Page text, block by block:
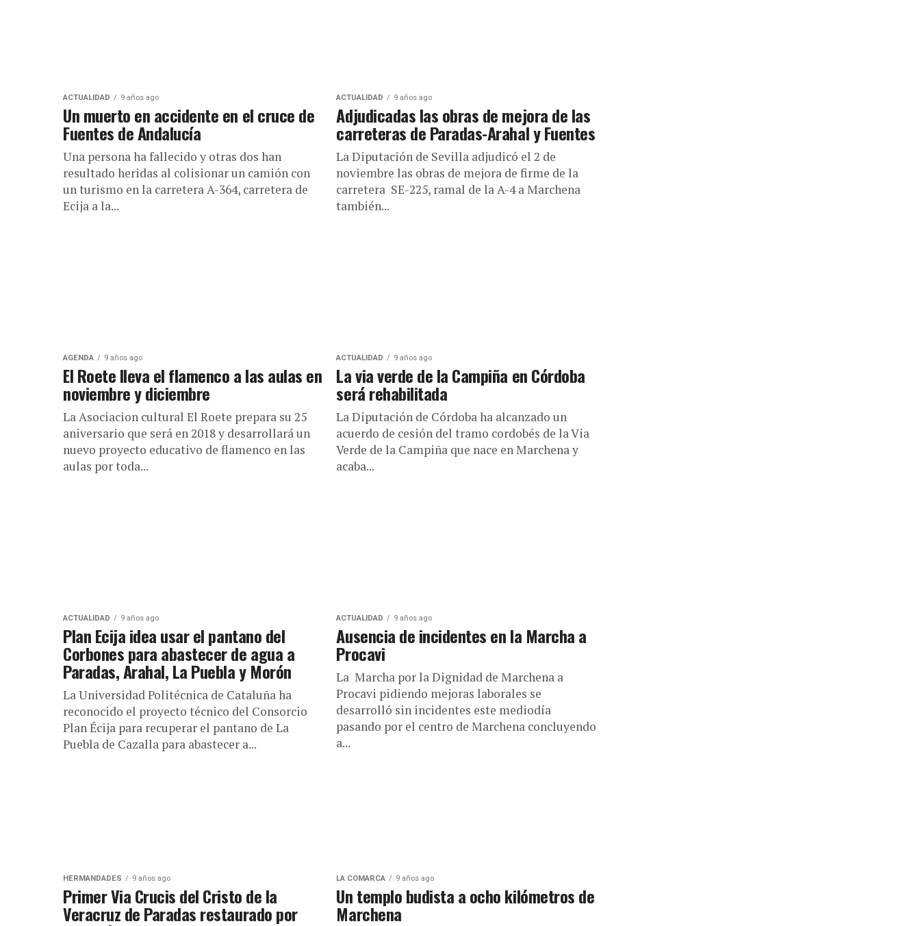
ACTUALIDAD 9 años ago
Un muerto en accidente en el cruce de
Fuentes de Andalucía
Una persona ha fallecido y otras dos han
resultado heridas al colisionar un camión con
un turismo en la carretera A-364, carretera de
Ecija a la...
ACTUALIDAD 9 años ago
Adjudicadas las obras de mejora de las
carreteras de Paradas-Arahal y Fuentes
La Diputación de Sevilla adjudicó el 2 de
noviembre las obras de mejora de firme de la
carretera SE-225, ramal de la A-4 a Marchena
también...
AGENDA 9 años ago
El Roete lleva el flamenco a las aulas en
noviembre y diciembre
La Asociacion cultural El Roete prepara su 25
aniversario que será en 2018 y desarrollará un
nuevo proyecto educativo de flamenco en las
aulas por toda...
ACTUALIDAD 9 años ago
La via verde de la Campiña en Córdoba
será rehabilitada
La Diputación de Córdoba ha alcanzado un
acuerdo de cesión del tramo cordobés de la Via
Verde de la Campiña que nace en Marchena y
acaba...
ACTUALIDAD 9 años ago
Plan Ecija idea usar el pantano del
Corbones para abastecer de agua a
Paradas, Arahal, La Puebla y Morón
La Universidad Politécnica de Cataluña ha
reconocido el proyecto técnico del Consorcio
Plan Écija para recuperar el pantano de La
Puebla de Cazalla para abastecer a...
ACTUALIDAD 9 años ago
Ausencia de incidentes en la Marcha a
Procavi
La Marcha por la Dignidad de Marchena a
Procavi pidiendo mejoras laborales se
desarrolló sin incidentes este mediodía
pasando por el centro de Marchena concluyendo
a...
HERMANDADES 9 años ago
Primer Via Crucis del Cristo de la
Veracruz de Paradas restaurado por
LA COMARCA 9 años ago
Un templo budista a ocho kilómetros de
Marchena